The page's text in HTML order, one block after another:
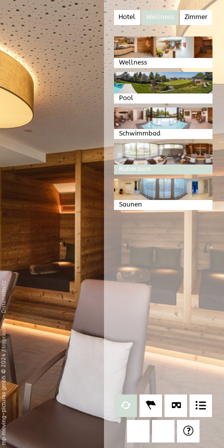
Hotel Wellness Zimmer
Wellness
Pool
Schwimmbad
Ruheraum
Saunen
mp moving-pictures gmbh © 2024
/
Impressum
-
Datenschutz